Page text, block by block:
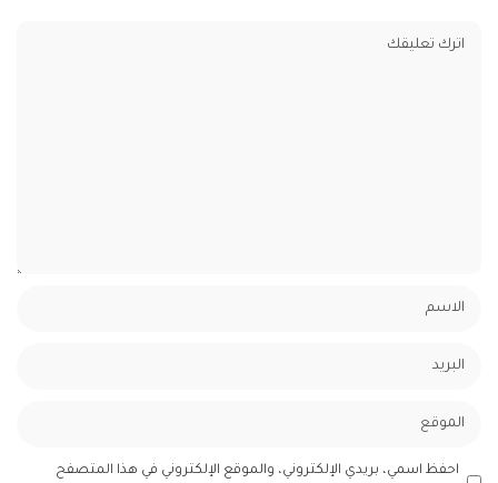
احفظ اسمي، بريدي الإلكتروني، والموقع الإلكتروني في هذا المتصفح